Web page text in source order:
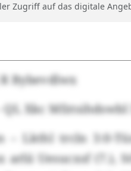
Zugriff auf das digitale
Bybevdlwx
QL Xkc Mfztsihdswbl
– Lkthl trcln 3:0-
arlii Uesucxsf (7.),